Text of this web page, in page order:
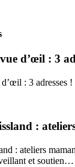
d’œil : 3
: 3 adresses
:
: ateliers
et soutien…